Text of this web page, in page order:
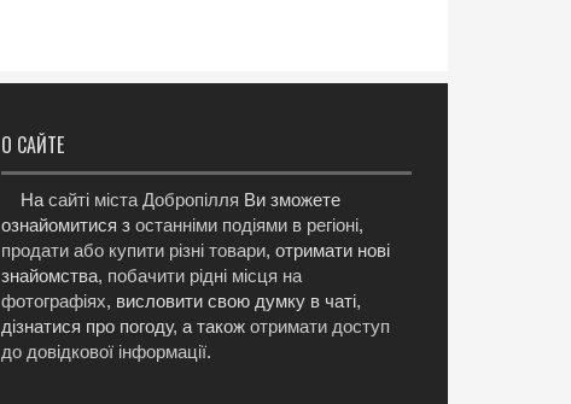
О САЙТЕ
На сайті міста Добропілля Ви зможете
ознайомитися з останніми подіями в регіоні,
продати або купити різні товари, отримати нові
знайомства, побачити рідні місця на
фотографіях, висловити свою думку в чаті,
дізнатися про погоду, а також отримати доступ
до довідкової інформації.